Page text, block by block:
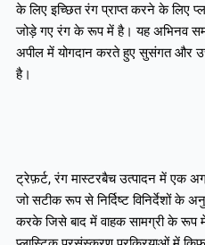
के लिए इच्छित रंग प्राप्त करने के लिए
जोड़े गए रंग के रूप में है। यह अभिनव
अपील में योगदान करते हुए सुसंगत और
है।
ट्रेफ़र्ट, रंग मास्टरबैच उत्पादन में एक
जो सटीक रूप से निर्दिष्ट विनिर्देशों के
करके जिसे बाद में वाहक सामग्री के रूप